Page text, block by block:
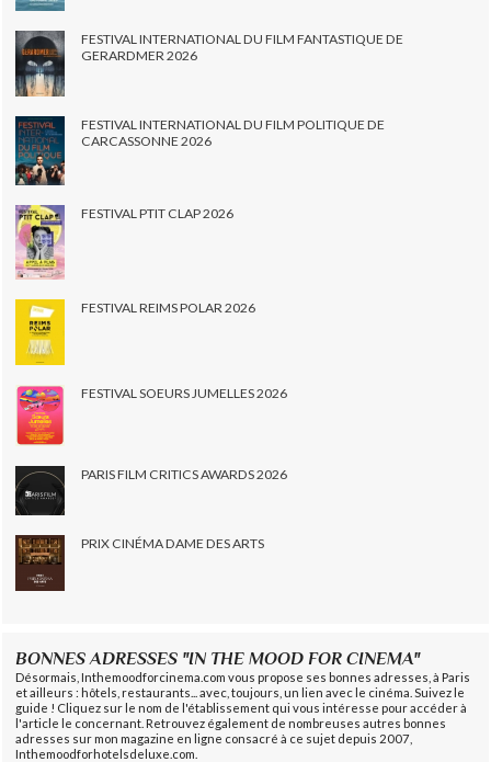
FESTIVAL INTERNATIONAL DU FILM FANTASTIQUE DE
GERARDMER 2026
FESTIVAL INTERNATIONAL DU FILM POLITIQUE DE
CARCASSONNE 2026
FESTIVAL PTIT CLAP 2026
FESTIVAL REIMS POLAR 2026
FESTIVAL SOEURS JUMELLES 2026
PARIS FILM CRITICS AWARDS 2026
PRIX CINÉMA DAME DES ARTS
BONNES ADRESSES "IN THE MOOD FOR CINEMA"
Désormais, Inthemoodforcinema.com vous propose ses bonnes adresses, à Paris
et ailleurs : hôtels, restaurants... avec, toujours, un lien avec le cinéma. Suivez le
guide ! Cliquez sur le nom de l'établissement qui vous intéresse pour accéder à
l'article le concernant. Retrouvez également de nombreuses autres bonnes
adresses sur mon magazine en ligne consacré à ce sujet depuis 2007,
Inthemoodforhotelsdeluxe.com.